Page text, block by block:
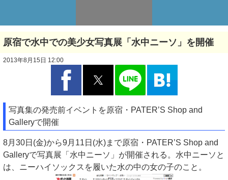
原宿で水中での美少女写真展「水中ニーソ」を開催
2013年8月15日 12:00
写真集の発売前イベントを原宿・PATER’S Shop and
Galleryで開催
8月30日(金)から9月11日(水)まで原宿・PATER’S Shop and
Galleryで写真展「水中ニーソ」が開催される。水中ニーソと
は、ニーハイソックスを履いた水の中の女の子のこと。